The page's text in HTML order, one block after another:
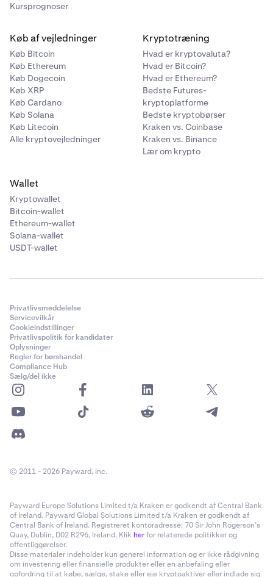
Kursprognoser
Køb af vejledninger
Køb Bitcoin
Køb Ethereum
Køb Dogecoin
Køb XRP
Køb Cardano
Køb Solana
Køb Litecoin
Alle kryptovejledninger
Kryptotræning
Hvad er kryptovaluta?
Hvad er Bitcoin?
Hvad er Ethereum?
Bedste Futures-
kryptoplatforme
Bedste kryptobørser
Kraken vs. Coinbase
Kraken vs. Binance
Lær om krypto
Wallet
Kryptowallet
Bitcoin-wallet
Ethereum-wallet
Solana-wallet
USDT-wallet
Privatlivsmeddelelse
Servicevilkår
Cookieindstillinger
Privatlivspolitik for kandidater
Oplysninger
Regler for børshandel
Compliance Hub
Sælg/del ikke
© 2011 - 2026 Payward, Inc.
Payward Europe Solutions Limited t/a Kraken er godkendt af Central Bank
of Ireland. Payward Global Solutions Limited t/a Kraken er godkendt af
Central Bank of Ireland. Registreret kontoradresse: 70 Sir John Rogerson’s
Quay, Dublin, D02 R296, Ireland. Klik herfor relaterede politikker og
offentliggørelser.
Disse materialer indeholder kun generel information og er ikke rådgivning
om investering eller finansielle produkter eller en anbefaling eller
opfordring til at købe, sælge, stake eller eje kryptoaktiver eller indlade sig